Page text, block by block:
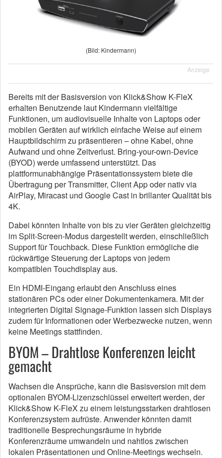
(Bild: Kindermann)
Anzeige
Bereits mit der Basisversion von Klick&Show K-FleX
erhalten Benutzende laut Kindermann vielfältige
Funktionen, um audiovisuelle Inhalte von Laptops oder
mobilen Geräten auf wirklich einfache Weise auf einem
Hauptbildschirm zu präsentieren – ohne Kabel, ohne
Aufwand und ohne Zeitverlust. Bring-your-own-Device
(BYOD) werde umfassend unterstützt. Das
plattformunabhängige Präsentationssystem biete die
Übertragung per Transmitter, Client App oder nativ via
AirPlay, Miracast und Google Cast in brillanter Qualität bis
4K.
Dabei könnten Inhalte von bis zu vier Geräten gleichzeitig
im Split-Screen-Modus dargestellt werden, einschließlich
Support für Touchback. Diese Funktion ermögliche die
rückwärtige Steuerung der Laptops von jedem
kompatiblen Touchdisplay aus.
Ein HDMI-Eingang erlaubt den Anschluss eines
stationären PCs oder einer Dokumentenkamera. Mit der
integrierten Digital Signage-Funktion lassen sich Displays
zudem für Informationen oder Werbezwecke nutzen, wenn
keine Meetings stattfinden.
BYOM – Drahtlose Konferenzen leicht
gemacht
Wachsen die Ansprüche, kann die Basisversion mit dem
optionalen BYOM-Lizenzschlüssel erweitert werden, der
Klick&Show K-FleX zu einem leistungsstarken drahtlosen
Konferenzsystem aufrüste. Anwender könnten damit
traditionelle Besprechungsräume in hybride
Konferenzräume umwandeln und nahtlos zwischen
lokalen Präsentationen und Online-Meetings wechseln.